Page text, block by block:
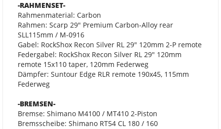
-RAHMENSET-
Rahmenmaterial: Carbon
Rahmen: Scarp 29" Premium Carbon-Alloy rear
SLL115mm / M-0916
Gabel: RockShox Recon Silver RL 29" 120mm 2-P remote
Federgabel: RockShox Recon Silver RL 29" 120mm
remote 15x110 taper, 120mm Federweg
Dämpfer: Suntour Edge RLR remote 190x45, 115mm
Federweg
-BREMSEN-
Bremse: Shimano M4100 / MT410 2-Piston
Bremsscheibe: Shimano RT54 CL 180 / 160